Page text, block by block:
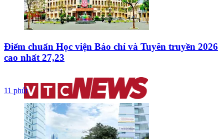
Điểm chuẩn Học viện Báo chí và Tuyên truyền 2026
cao nhất 27,23
11 phút